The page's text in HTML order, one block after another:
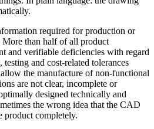
required for production or
More than half of all product
and verifiable deficiencies with regard
and cost-related tolerances
the manufacture of non-functional
are not clear, incomplete or
designed technically and
the wrong idea that the CAD
product completely.